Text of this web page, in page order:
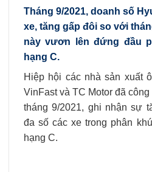
Tháng 9/2021, doanh số
xe, tăng gấp đôi so với
này vươn lên đứng đầu
hạng C.
Hiệp hội các nhà sản xuất
VinFast và TC Motor đã
tháng 9/2021, ghi nhận sự
đa số các xe trong phân
hạng C.